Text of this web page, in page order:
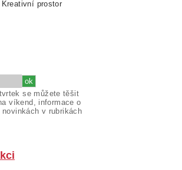
Kreativní prostor
se můžete těšit
víkend, informace o
v rubrikách